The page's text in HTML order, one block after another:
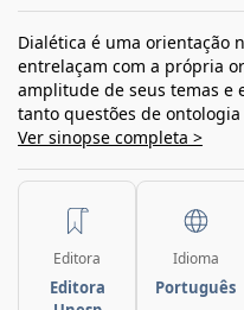
Dialética é uma orientação
entrelaçam com a própria
amplitude de seus temas e
tanto questões de
Ver sinopse completa >
Editora
Editora
Idioma
Português